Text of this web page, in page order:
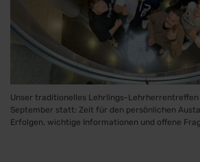
Unser traditionelles Lehrlings-
September statt: Zeit für den persönlichen
Erfolgen, wichtige Informationen und offene